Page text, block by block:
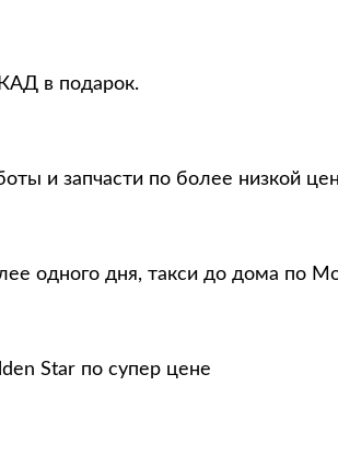
в подарок.
и запчасти по более низкой
одного дня, такси до дома по
Star по супер цене